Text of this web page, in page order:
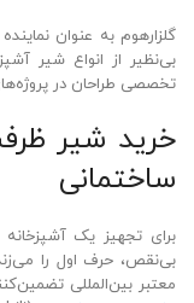
گلزارهوم به عنوان
بی‌نظیر از انواع شیر
تخصصی طراحان در
خرید شیر
ساختمانی
برای تجهیز یک
بی‌نقص، حرف اول را
معتبر بین‌المللی